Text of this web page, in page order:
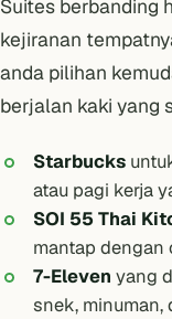
Suites berbanding
kejiranan
anda pilihan
berjalan kaki yang
Starbucks
atau pagi kerja
SOI 55 Thai
mantap dengan
7-Eleven yang
snek, minuman,